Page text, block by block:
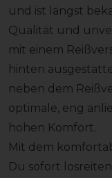
und ist längst
Qualität und
mit einem
hinten
neben dem
optimale, eng
hohen Komfort.
Mit dem
Du sofort